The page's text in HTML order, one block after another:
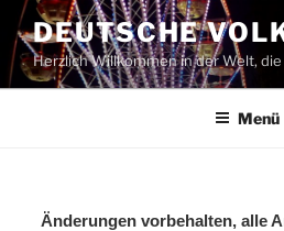
Zum
Inhalt
springen
DEUTSCHE
Herzlich Willkommen in der Welt,
Menü
Änderungen vorbehalten, alle